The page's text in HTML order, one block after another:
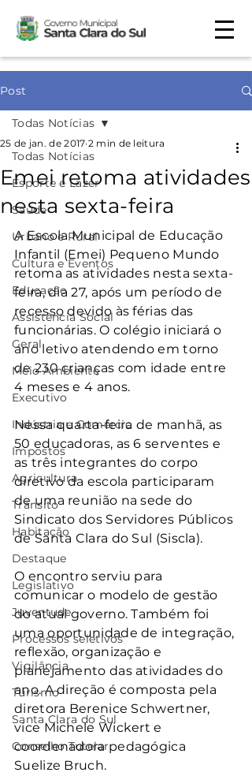
Post
Todas Notícias
Esporte e Lazer
Saúde
Urbano e Rural
Cultura e Eventos
Educação
Assistência Social
Geral
Meio Ambiente
Executivo
Indústria e Comércio
Impostos
Agricultura
Trânsito
Habitação
Destaque
Legislativo
Juventude
Processos seletivos
Vigilância
Turismo
Santa Clara do Sul
Conselho Tutelar
Todas Notícias
Emei retoma atividades
nesta sexta-feira
25 de jan. de 2017 2 min de leitura
A Escola Municipal de Educação
Infantil (Emei) Pequeno Mundo
retoma as atividades nesta sexta-
feira, dia 27, após um período de
recesso devido às férias das
funcionárias. O colégio iniciará o
ano letivo atendendo em torno
de 230 crianças com idade entre
4 meses e 4 anos.
Nessa quarta-feira de manhã, as
50 educadoras, as 6 serventes e
as três integrantes do corpo
diretivo da escola participaram
de uma reunião na sede do
Sindicato dos Servidores Públicos
de Santa Clara do Sul (Siscla).
O encontro serviu para
comunicar o modelo de gestão
do atual governo. Também foi
uma oportunidade de integração,
reflexão, organização e
planejamento das atividades do
ano. A direção é composta pela
diretora Berenice Schwertner,
vice Michele Wickert e
coordenadora pedagógica
Suelize Bruch.